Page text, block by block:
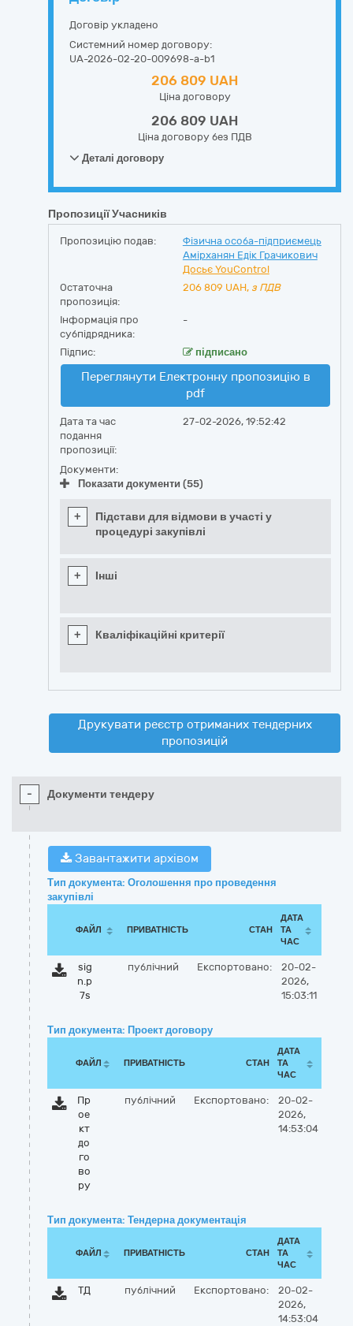
Договір укладено
Системний номер договору:
UA-2026-02-20-009698-a-b1
206 809 UAH
Ціна договору
206 809 UAH
Ціна договору без ПДВ
Деталі договору
Пропозиції Учасників
Пропозицію подав:
Фізична особа-підприємець
Амірханян Едік Грачикович
Досьє YouControl
Остаточна
пропозиція:
206 809 UAH, з ПДВ
Інформація про
субпідрядника:
-
Підпис: підписано
Переглянути Електронну пропозицію в
pdf
Дата та час
подання
пропозиції:
27-02-2026, 19:52:42
Документи:
Показати документи (55)
+
Підстави для відмови в участі у
процедурі закупівлі
+ Інші
+ Кваліфікаційні критерії
Друкувати реєстр отриманих тендерних
пропозицій
- Документи тендеру
Завантажити архівом
Тип документа: Оголошення про проведення
закупівлі
ФАЙЛ ПРИВАТНІСТЬ СТАН
ДАТА
ТА
ЧАС
sig
n.p
7s
публічний Експортовано:
20-02-
2026,
15:03:11
Тип документа: Проект договору
ФАЙЛ ПРИВАТНІСТЬ СТАН
ДАТА
ТА
ЧАС
Пр
ое
кт
до
го
во
ру
публічний Експортовано:
20-02-
2026,
14:53:04
Тип документа: Тендерна документація
ФАЙЛ ПРИВАТНІСТЬ СТАН
ДАТА
ТА
ЧАС
ТД публічний Експортовано:
20-02-
2026,
14:53:04